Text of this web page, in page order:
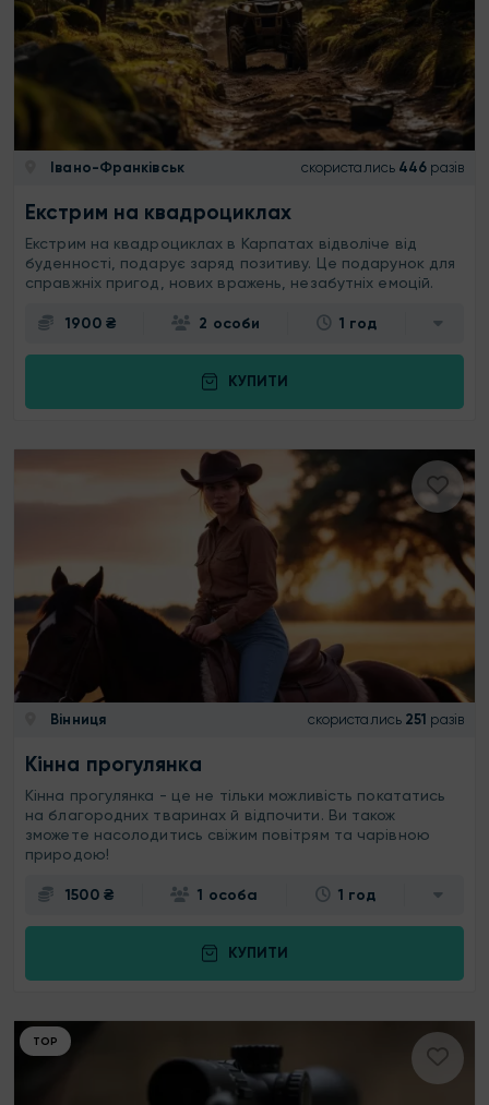
Івано-Франківськ скористались 446 разів
Екстрим на квадроциклах
Екстрим на квадроциклах в Карпатах відволіче від
буденності, подарує заряд позитиву. Це подарунок для
справжніх пригод, нових вражень, незабутніх емоцій.
1900 ₴ 2 особи 1 год
КУПИТИ
Вінниця скористались 251 разів
Кінна прогулянка
Кінна прогулянка - це не тільки можливість покататись
на благородних тваринах й відпочити. Ви також
зможете насолодитись свіжим повітрям та чарівною
природою!
1500 ₴ 1 особа 1 год
КУПИТИ
ТОР